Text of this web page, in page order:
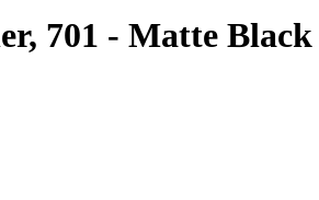
701 - Matte Black